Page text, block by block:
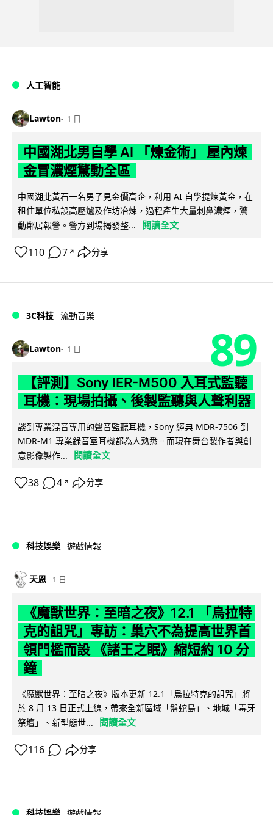
人工智能
Lawton 1 日
中國湖北男自學 AI 「煉金術」 屋內煉
金冒濃煙驚動全區
中國湖北黃石一名男子見金價高企，利用 AI 自學提煉黃金，在
租住單位私設高壓爐及作坊冶煉，過程產生大量刺鼻濃煙，驚
動鄰居報警。警方到場揭發整...
閱讀全文
110 7 ↗ 分享
3C科技 流動音樂
Lawton 1 日 89
【評測】Sony IER-M500 入耳式監聽
耳機：現場拍攝、後製監聽與人聲利器
談到專業混音專用的聲音監聽耳機，Sony 經典 MDR-7506 到
MDR-M1 專業錄音室耳機都為人熟悉。而現在舞台製作者與創
意影像製作...
閱讀全文
38 4 ↗ 分享
科技娛樂 遊戲情報
天恩 1 日
《魔獸世界：至暗之夜》12.1 「烏拉特
克的詛咒」專訪：巢穴不為提高世界首
領門檻而設 《諸王之眠》縮短約 10 分
鐘
《魔獸世界：至暗之夜》版本更新 12.1「烏拉特克的詛咒」將
於 8 月 13 日正式上線，帶來全新區域「盤蛇島」、地城「毒牙
祭壇」、新型態世...
閱讀全文
116 分享